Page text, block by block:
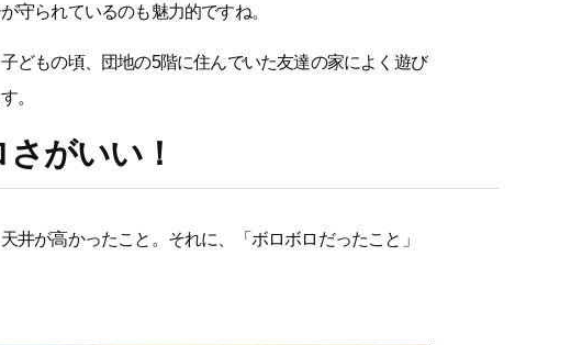
守られているのも魅力的ですね。
どもの頃、団地の5階に住んでいた友達の家によく遊び
。
がいい！
井が高かったこと。それに、「ボロボロだったこと」